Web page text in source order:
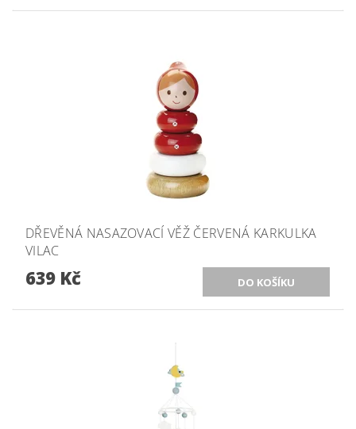
DŘEVĚNÁ NASAZOVACÍ VĚŽ ČERVENÁ KARKULKA
VILAC
639 Kč